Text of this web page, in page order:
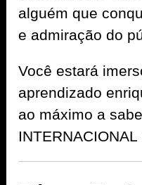
alguém que
e admiração do
Você estará
aprendizado
ao máximo a
INTERNACIONAL